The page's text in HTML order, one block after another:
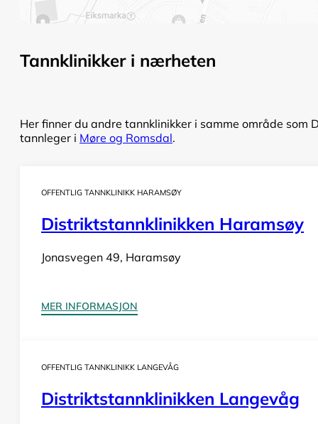
Tannklinikker i nærheten
Her finner du andre tannklinikker i samme område
tannleger i Møre og Romsdal.
OFFENTLIG TANNKLINIKK HARAMSØY
Distriktstannklinikken Haramsøy
Jonasvegen 49, Haramsøy
MER INFORMASJON
OFFENTLIG TANNKLINIKK LANGEVÅG
Distriktstannklinikken Langevåg